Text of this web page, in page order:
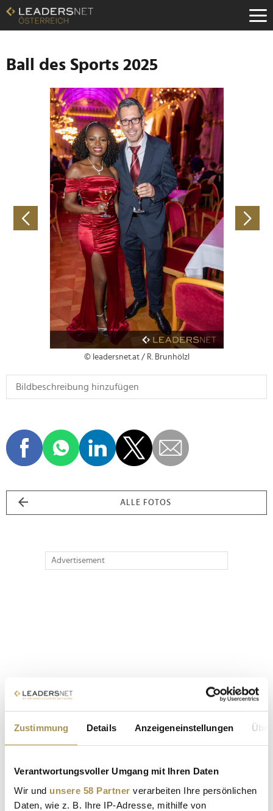
Zustimmung Details Anzeigeneinstellungen
Verantwortungsvoller Umgang mit Ihren Daten
Wir und unsere 58 Partner verarbeiten Ihre persönlichen
Daten, wie z. B. Ihre IP-Adresse, mithilfe von
Zum
Inhalt
Zur
Navigation
Zur
Hauptnavigation
Ball des Sports 2025
© leadersnet.at / R. Brunhölzl
ALLE FOTOS
Advertisement